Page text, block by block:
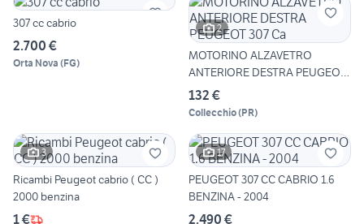
307 cc cabrio
2.700 €
Orta Nova (FG)
2
MOTORINO ALZAVETRO
ANTERIORE DESTRA PEUGEOT
307 Ca
132 €
Collecchio(PR)
3
Ricambi Peugeot cabrio ( CC )
2000 benzina
1 €
17
PEUGEOT 307 CC CABRIO 1.6
BENZINA - 2004
2.490 €